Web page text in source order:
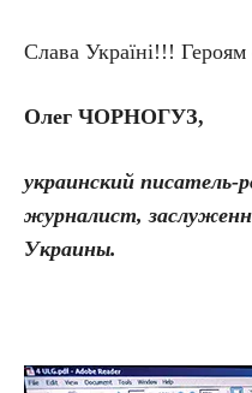
Слава Україні!!! Героям
Олег ЧОРНОГУЗ,
украинский
журналист,
Украины.